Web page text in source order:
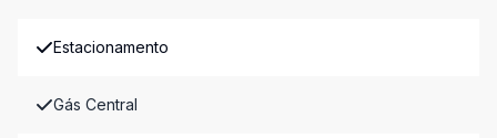
Estacionamento
Gás Central